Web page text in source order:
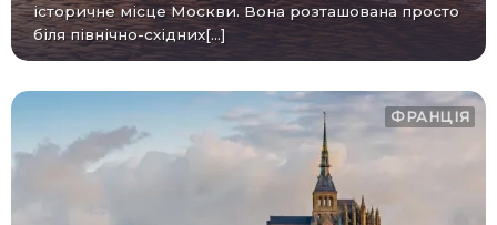
історичне місце Москви. Вона розташована просто
біля північно-східних[...]
ФРАНЦІЯ